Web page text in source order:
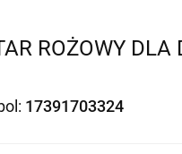
ROŻOWY DLA
17391703324